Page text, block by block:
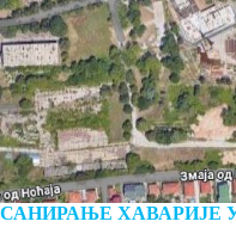
САНИРАЊЕ ХАВАРИЈЕ